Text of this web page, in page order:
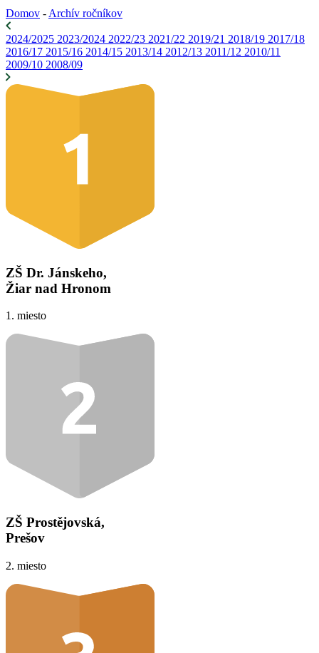
Domov - Archív ročníkov
2024/2025 2023/2024 2022/23 2021/22 2019/21 2018/19 2017/18
2016/17 2015/16 2014/15 2013/14 2012/13 2011/12 2010/11
2009/10 2008/09
ZŠ Dr. Jánskeho,
Žiar nad Hronom
1. miesto
ZŠ Prostějovská,
Prešov
2. miesto